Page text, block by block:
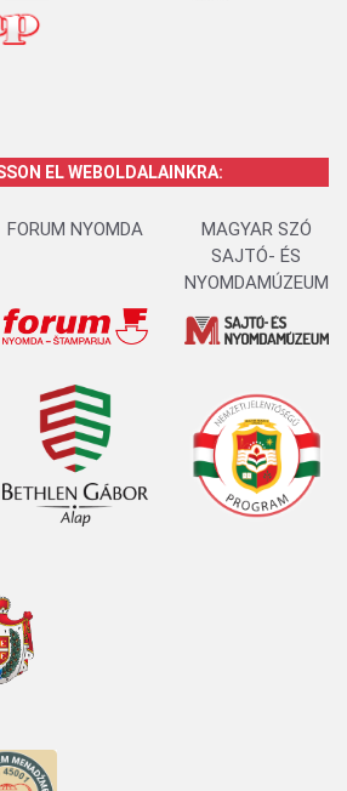
EL WEBOLDALAINKRA:
FORUM NYOMDA
MAGYAR SZÓ
SAJTÓ- ÉS
NYOMDAMÚZEUM